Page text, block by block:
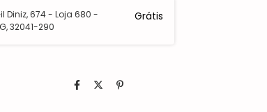
Diniz, 674 - Loja 680 -
32041-290
Grátis